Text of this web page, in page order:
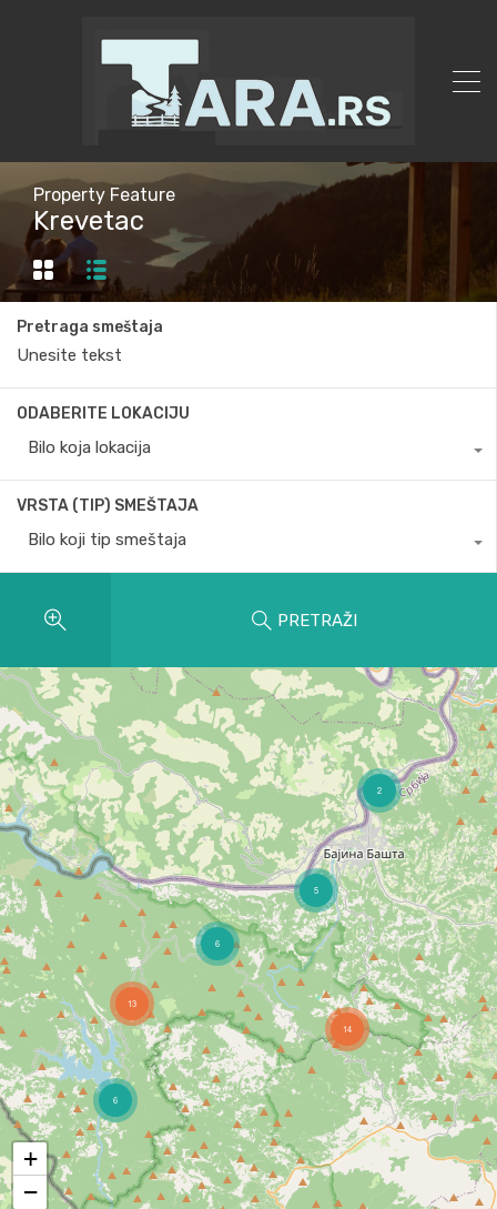
Property Feature
Krevetac
Pretraga smeštaja
ODABERITE LOKACIJU
Bilo koja lokacija
VRSTA (TIP) SMEŠTAJA
Bilo koji tip smeštaja
PRETRAŽI
2
6
13
6
5
14
+
−